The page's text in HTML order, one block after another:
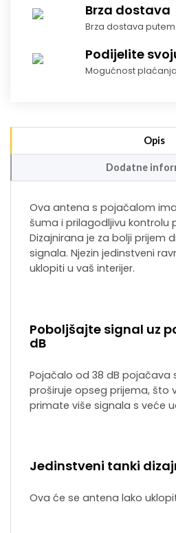
Brza dostava
Brza dostava
Podijelite
Mogućnost
Opis
Dodatne
Ova antena s pojačalom
šuma i prilagodljivu kontrolu
Dizajnirana je za bolji prijem
signala. Njezin jedinstveni
uklopiti u vaš interijer.
Poboljšajte signal uz
dB
Pojačalo od 38 dB pojačava
proširuje opseg prijema, što
primate više signala s veće
Jedinstveni tanki
Ova će se antena lako